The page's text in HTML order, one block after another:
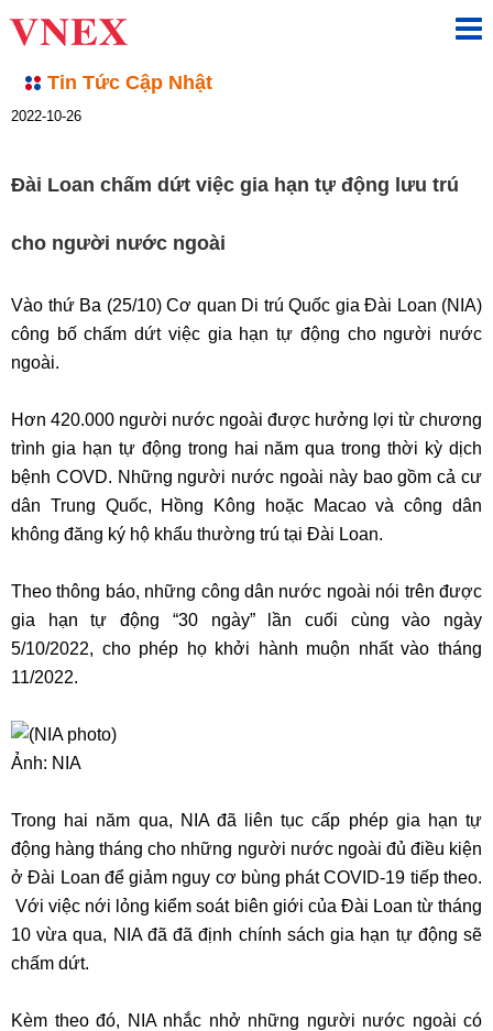
Tin Tức Cập Nhật
2022-10-26
Đài Loan chấm dứt việc gia hạn tự động lưu trú
cho người nước ngoài
Vào thứ Ba (25/10) Cơ quan Di trú Quốc gia Đài Loan (NIA)
công bố chấm dứt việc gia hạn tự động cho người nước
ngoài.
Hơn 420.000 người nước ngoài được hưởng lợi từ chương
trình gia hạn tự động trong hai năm qua trong thời kỳ dịch
bệnh COVD. Những người nước ngoài này bao gồm cả cư
dân Trung Quốc, Hồng Kông hoặc Macao và công dân
không đăng ký hộ khẩu thường trú tại Đài Loan.
Theo thông báo, những công dân nước ngoài nói trên được
gia hạn tự động “30 ngày” lần cuối cùng vào ngày
5/10/2022, cho phép họ khởi hành muộn nhất vào tháng
11/2022.
Ảnh: NIA
Trong hai năm qua, NIA đã liên tục cấp phép gia hạn tự
động hàng tháng cho những người nước ngoài đủ điều kiện
ở Đài Loan để giảm nguy cơ bùng phát COVID-19 tiếp theo.
Với việc nới lỏng kiểm soát biên giới của Đài Loan từ tháng
10 vừa qua, NIA đã đã định chính sách gia hạn tự động sẽ
chấm dứt.
Kèm theo đó, NIA nhắc nhở những người nước ngoài có